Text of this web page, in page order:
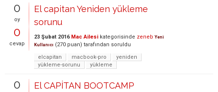
0
oy
0
cevap
El capitan Yeniden yükleme
sorunu
23 Şubat 2016 Mac Ailesi kategorisinde zeneb Yeni
Kullanıcı (270 puan) tarafından soruldu
elcapitan
macbook-pro
yeniden
yükleme-sorunu
yükleme
0
El CAPİTAN BOOTCAMP